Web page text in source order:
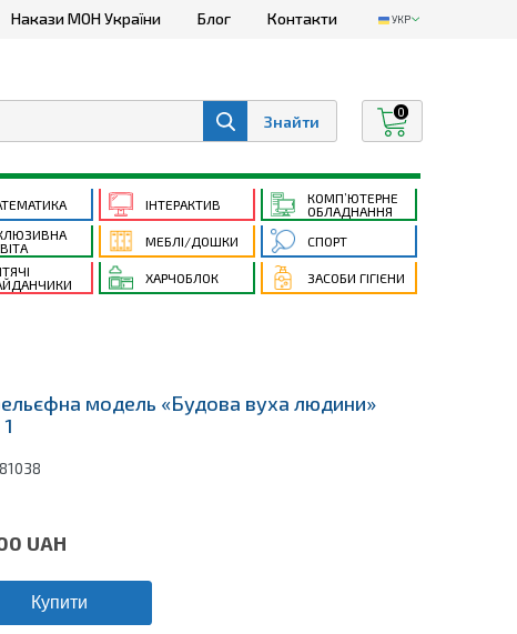
Накази МОН України Блог Контакти УКР
0
ІНТЕРАКТИВ
КОМП’ЮТЕРНЕ
ОБЛАДНАННЯ
МЕБЛІ/ДОШКИ СПОРТ
ХАРЧОБЛОК ЗАСОБИ ГІГІЄНИ
модель «Будова вуха людини»
81038
UAH
Купити